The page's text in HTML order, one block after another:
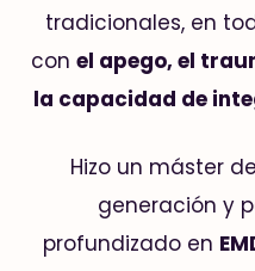
tradicionales, en
con el apego, el
la capacidad de
Hizo un máster
generación y
profundizado en